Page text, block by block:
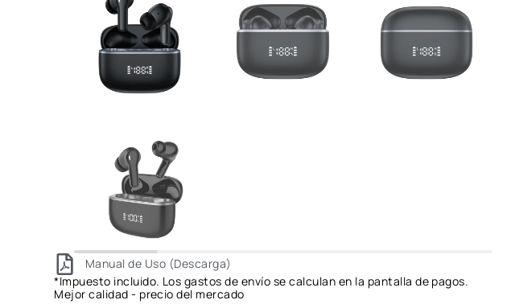
Manual de Uso (Descarga)
*Impuesto incluido. Los gastos de envío se calculan en la pantalla de pagos.
Mejor calidad - precio del mercado